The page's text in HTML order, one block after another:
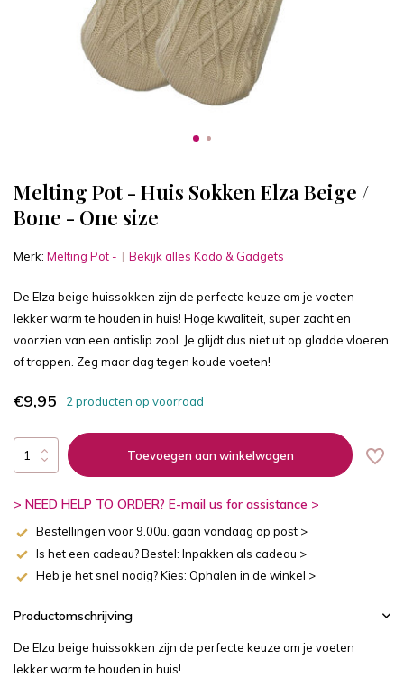
Melting Pot - Huis Sokken Elza Beige /
Bone - One size
Merk: Melting Pot - Bekijk alles Kado & Gadgets
De Elza beige huissokken zijn de perfecte keuze om je voeten
lekker warm te houden in huis! Hoge kwaliteit, super zacht en
voorzien van een antislip zool. Je glijdt dus niet uit op gladde vloeren
of trappen. Zeg maar dag tegen koude voeten!
€9,95 2 producten op voorraad
Toevoegen aan winkelwagen
> NEED HELP TO ORDER? E-mail us for assistance >
Bestellingen voor 9.00u. gaan vandaag op post >
Is het een cadeau? Bestel: Inpakken als cadeau >
Heb je het snel nodig? Kies: Ophalen in de winkel >
Productomschrijving
De Elza beige huissokken zijn de perfecte keuze om je voeten
lekker warm te houden in huis!